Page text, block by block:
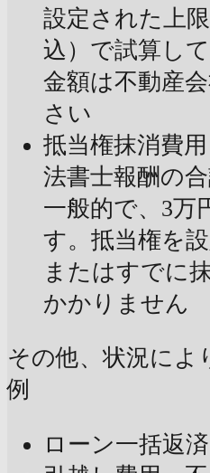
設定された上
込）で試算し
金額は不動産
さい
抵当権抹消費
法書士報酬の
一般的で、3万
す。抵当権を
またはすでに
かかりません
その他、状況によ
例
ローン一括返